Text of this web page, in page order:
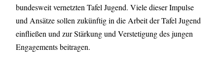
bundesweit vernetzten Tafel Jugend. Viele dieser Impulse
und Ansätze sollen zukünftig in die Arbeit der Tafel Jugend
einfließen und zur Stärkung und Verstetigung des jungen
Engagements beitragen.